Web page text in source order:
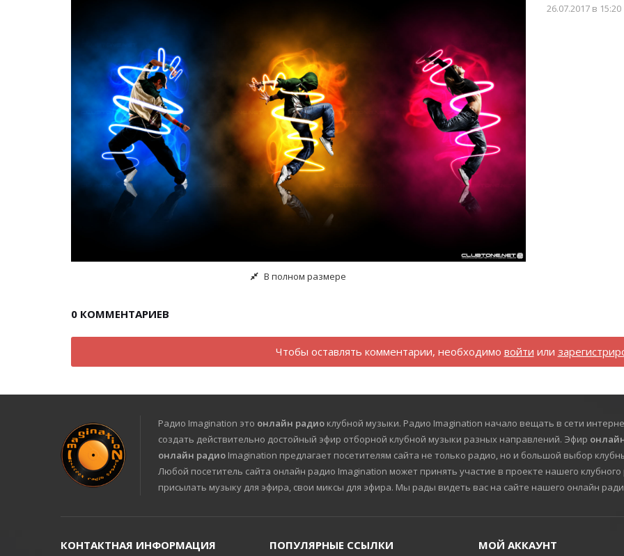
В полном размере
26.07.2017в 15:20
0 КОММЕНТАРИЕВ
Чтобы оставлять комментарии, необходимо войти или
Радио Imagination это онлайн радио клубной музыки. Радио Imagination начало вещать в сети
создать действительно достойный эфир отборной клубной музыки разных направлений. Эфир
онлайн радио Imagination предлагает посетителям сайта не только радио, но и большой выбор
Любой посетитель сайта онлайн радио Imagination может принять участие в проекте нашего
присылать музыку для эфира, свои миксы для эфира. Мы рады видеть вас на сайте нашего онлайн
КОНТАКТНАЯ ИНФОРМАЦИЯ ПОПУЛЯРНЫЕ ССЫЛКИ МОЙ АККАУНТ